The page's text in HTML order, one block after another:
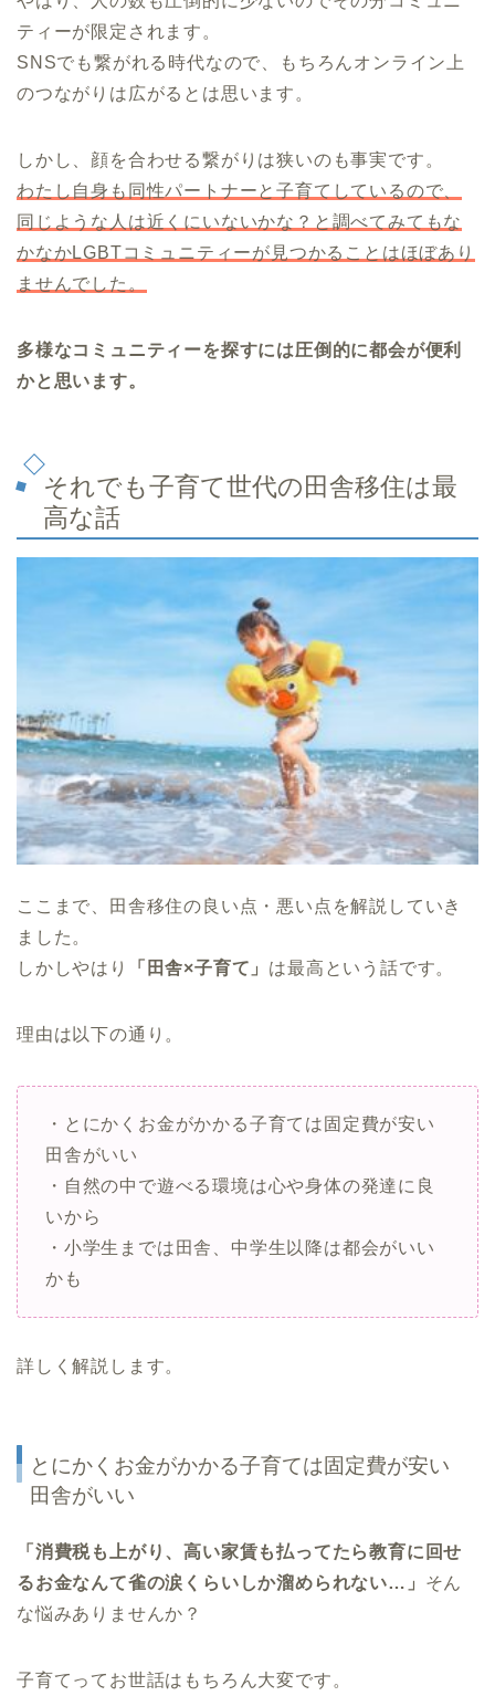
ティーが限定されます。
SNSでも繋がれる時代なので、もちろんオンライン上
のつながりは広がるとは思います。
しかし、顔を合わせる繋がりは狭いのも事実です。
わたし自身も同性パートナーと子育てしているので、
同じような人は近くにいないかな？と調べてみてもな
かなかLGBTコミュニティーが見つかることはほぼあり
ませんでした。
多様なコミュニティーを探すには圧倒的に都会が便利
かと思います。
それでも子育て世代の田舎移住は最
高な話
ここまで、田舎移住の良い点・悪い点を解説していき
ました。
しかしやはり
「田舎×子育て」 は最高という話です。
理由は以下の通り。
・とにかくお金がかかる子育ては固定費が安い
田舎がいい
・自然の中で遊べる環境は心や身体の発達に良
いから
・小学生までは田舎、中学生以降は都会がいい
かも
詳しく解説します。
とにかくお金がかかる子育ては固定費が安い
田舎がいい
「消費税も上がり、高い家賃も払ってたら教育に回せ
るお金なんて雀の涙くらいしか溜められない…」 そん
な悩みありませんか？
子育てってお世話はもちろん大変です。